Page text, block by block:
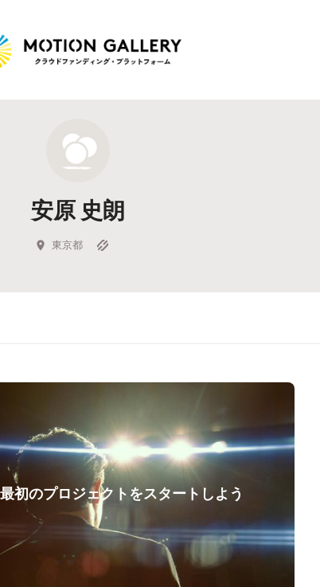
新着プロジェクト
Feature
キュレーターから探す
安原 史朗
東京都
初のプロジェクトをスタートしよう